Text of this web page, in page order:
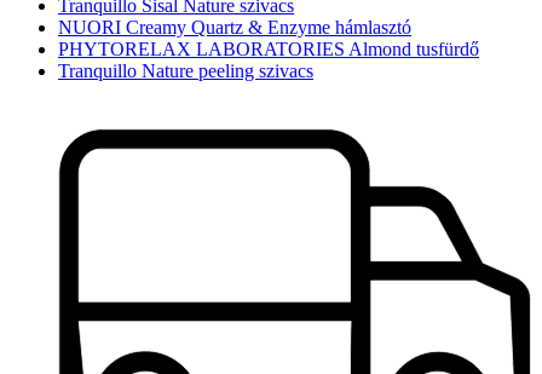
Tranquillo Sisal Nature szivacs
NUORI Creamy Quartz & Enzyme hámlasztó
PHYTORELAX LABORATORIES Almond tusfürdő
Tranquillo Nature peeling szivacs